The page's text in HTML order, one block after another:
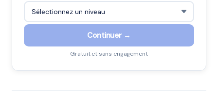
Continuer →
Gratuit et sans engagement